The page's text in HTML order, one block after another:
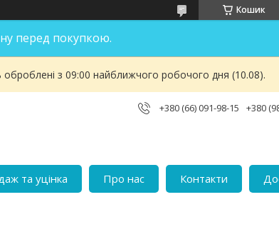
Кошик
перед покупкою.
з 09:00 найближчого робочого дня (10.08).
+380 (66) 091-98-15 +380
та уцінка Про нас Контакти